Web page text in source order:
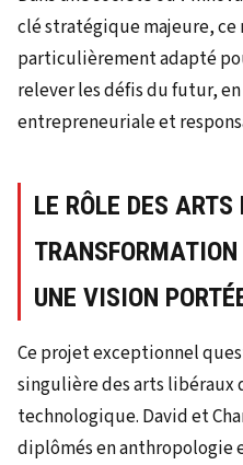
clé stratégique majeure, ce
particulièrement adapté
relever les défis du futur,
entrepreneuriale et
LE RÔLE DES
UNE VISION
Ce projet exceptionnel
singulière des arts libéraux
technologique. David et
diplômés en anthropologie